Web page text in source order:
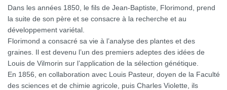
Dans les années 1850, le fils de Jean-Baptiste, Florimond, prend
la suite de son père et se consacre à la recherche et au
développement variétal.
Florimond a consacré sa vie à l’analyse des plantes et des
graines. Il est devenu l’un des premiers adeptes des idées de
Louis de Vilmorin sur l’application de la sélection génétique.
En 1856, en collaboration avec Louis Pasteur, doyen de la Faculté
des sciences et de chimie agricole, puis Charles Violette, ils